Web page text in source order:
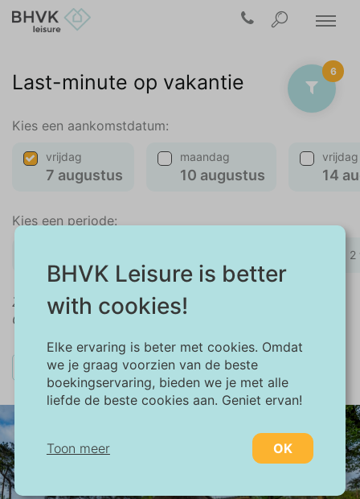
BHVK Leisure is better
with cookies!
Elke ervaring is beter met cookies. Omdat
we je graag voorzien van de beste
boekingservaring, bieden we je met alle
liefde de beste cookies aan. Geniet ervan!
Toon meer OK
6
Last-minute op vakantie
Kies een aankomstdatum:
vrijdag
7 augustus
maandag
10 augustus
vrijdag
14
Kies een periode:
2
Zoekt u een andere aankomstdatum of periode?
Gebruik dan de kalender in het filtermenu.
Last-minute: Aug 7, weekend × alles wissen